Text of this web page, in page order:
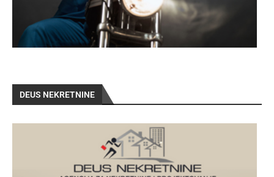
DEUS NEKRETNINE